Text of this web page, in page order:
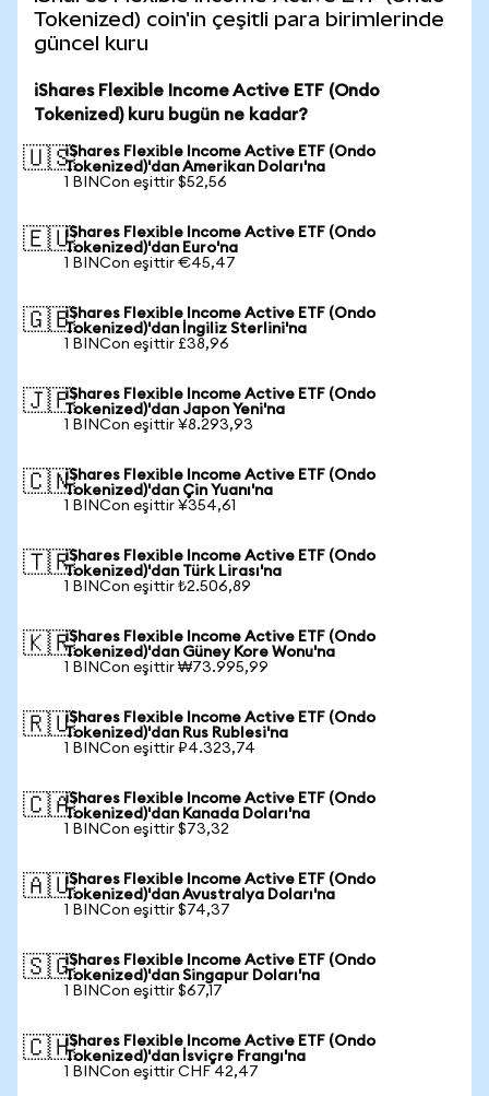
Tokenized) coin'in çeşitli para birimlerinde
güncel kuru
iShares Flexible Income Active ETF (Ondo
Tokenized) kuru bugün ne kadar?
🇺🇸iShares Flexible Income Active ETF (Ondo
Tokenized)'dan Amerikan Doları'na
1 BINCon eşittir $52,56
🇪🇺iShares Flexible Income Active ETF (Ondo
Tokenized)'dan Euro'na
1 BINCon eşittir €45,47
🇬🇧iShares Flexible Income Active ETF (Ondo
Tokenized)'dan İngiliz Sterlini'na
1 BINCon eşittir £38,96
🇯🇵iShares Flexible Income Active ETF (Ondo
Tokenized)'dan Japon Yeni'na
1 BINCon eşittir ¥8.293,93
🇨🇳iShares Flexible Income Active ETF (Ondo
Tokenized)'dan Çin Yuanı'na
1 BINCon eşittir ¥354,61
🇹🇷iShares Flexible Income Active ETF (Ondo
Tokenized)'dan Türk Lirası'na
1 BINCon eşittir ₺2.506,89
🇰🇷iShares Flexible Income Active ETF (Ondo
Tokenized)'dan Güney Kore Wonu'na
1 BINCon eşittir ₩73.995,99
🇷🇺iShares Flexible Income Active ETF (Ondo
Tokenized)'dan Rus Rublesi'na
1 BINCon eşittir ₽4.323,74
🇨🇦iShares Flexible Income Active ETF (Ondo
Tokenized)'dan Kanada Doları'na
1 BINCon eşittir $73,32
🇦🇺iShares Flexible Income Active ETF (Ondo
Tokenized)'dan Avustralya Doları'na
1 BINCon eşittir $74,37
🇸🇬iShares Flexible Income Active ETF (Ondo
Tokenized)'dan Singapur Doları'na
1 BINCon eşittir $67,17
🇨🇭iShares Flexible Income Active ETF (Ondo
Tokenized)'dan İsviçre Frangı'na
1 BINCon eşittir CHF 42,47